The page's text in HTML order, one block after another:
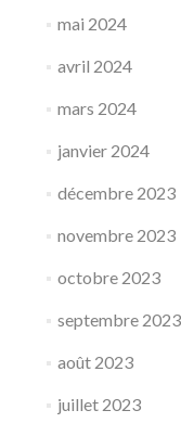
mai 2024
avril 2024
mars 2024
janvier 2024
décembre 2023
novembre 2023
octobre 2023
septembre 2023
août 2023
juillet 2023